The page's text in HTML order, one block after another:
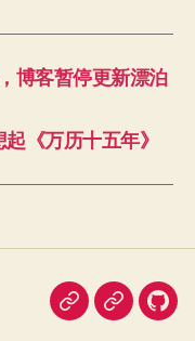
博客暂停更新漂泊
《万历十五年》
即
豆
我